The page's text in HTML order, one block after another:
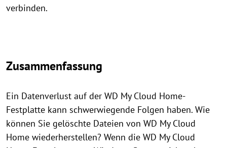
verbinden.
Zusammenfassung
Ein Datenverlust auf der WD My Cloud Home-
Festplatte kann schwerwiegende Folgen haben. Wie
können Sie gelöschte Dateien von WD My Cloud
Home wiederherstellen? Wenn die WD My Cloud